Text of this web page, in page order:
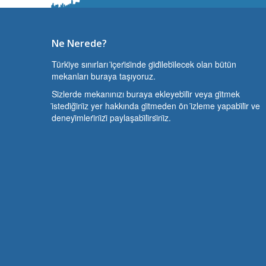
Ne Nerede?
Türki̇ye sınırları i̇çeri̇si̇nde gi̇di̇lebi̇lecek olan bütün
mekanları buraya taşıyoruz.
Si̇zlerde mekanınızı buraya ekleyebi̇li̇r veya gi̇tmek
i̇stedi̇ği̇ni̇z yer hakkında gi̇tmeden ön i̇zleme yapabi̇li̇r ve
deneyi̇mleri̇ni̇zi̇ paylaşabi̇li̇rsi̇ni̇z.